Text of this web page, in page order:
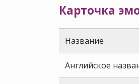
Карточка
Название
Английское